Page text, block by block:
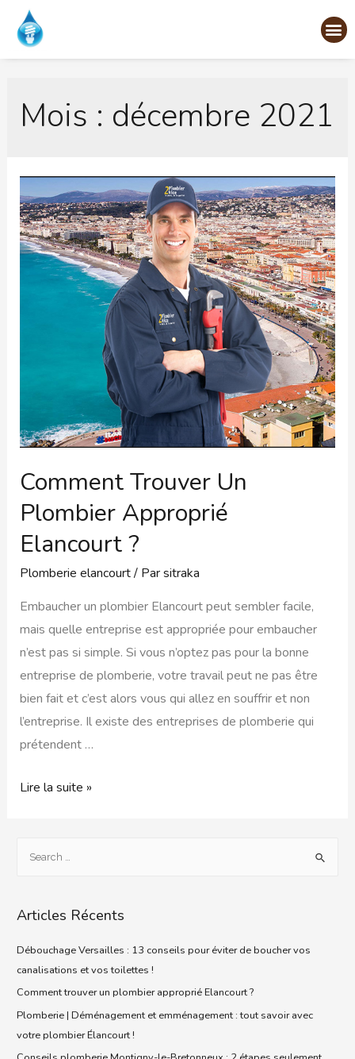
Mois : décembre 2021
Comment Trouver Un
Plombier Approprié
Elancourt ?
Plomberie elancourt/ Parsitraka
Embaucher un plombier Elancourt peut sembler facile,
mais quelle entreprise est appropriée pour embaucher
n’est pas si simple. Si vous n’optez pas pour la bonne
entreprise de plomberie, votre travail peut ne pas être
bien fait et c’est alors vous qui allez en souffrir et non
l’entreprise. Il existe des entreprises de plomberie qui
prétendent …
Lire la suite »
Articles Récents
Débouchage Versailles : 13 conseils pour éviter de boucher vos
canalisations et vos toilettes !
Comment trouver un plombier approprié Elancourt ?
Plomberie | Déménagement et emménagement : tout savoir avec
votre plombier Élancourt !